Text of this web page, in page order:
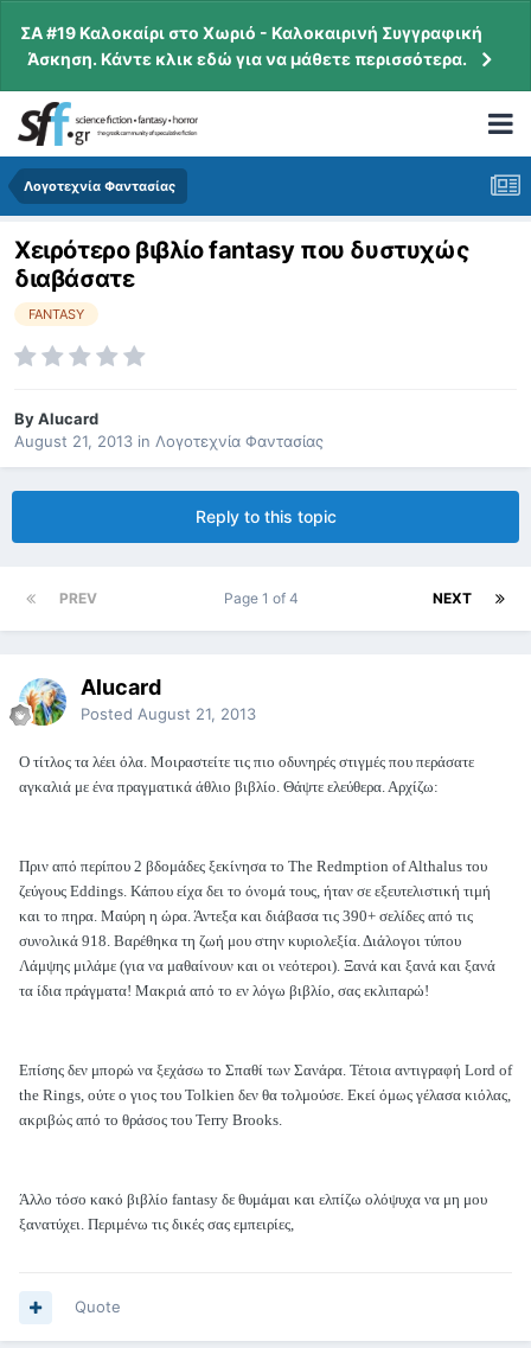
ΣΑ #19 Καλοκαίρι στο Χωριό - Καλοκαιρινή Συγγραφική
Άσκηση. Κάντε κλικ εδώ για να μάθετε περισσότερα.
Λογοτεχνία Φαντασίας
Χειρότερο βιβλίο fantasy που δυστυχώς
διαβάσατε
FANTASY
ByAlucard
August 21, 2013 in Λογοτεχνία Φαντασίας
Reply to this topic
PREV NEXT
Page 1 of 4
Alucard
Posted August 21, 2013
Ο τίτλος τα λέει όλα. Μοιραστείτε τις πιο οδυνηρές στιγμές που περάσατε
αγκαλιά με ένα πραγματικά άθλιο βιβλίο. Θάψτε ελεύθερα. Αρχίζω:
Πριν από περίπου 2 βδομάδες ξεκίνησα το The Redmption of Althalus του
ζεύγους Eddings. Κάπου είχα δει το όνομά τους, ήταν σε εξευτελιστική τιμή
και το πηρα. Μαύρη η ώρα. Άντεξα και διάβασα τις 390+ σελίδες από τις
συνολικά 918. Βαρέθηκα τη ζωή μου στην κυριολεξία. Διάλογοι τύπου
Λάμψης μιλάμε (για να μαθαίνουν και οι νεότεροι). Ξανά και ξανά και ξανά
τα ίδια πράγματα! Μακριά από το εν λόγω βιβλίο, σας εκλιπαρώ!
Επίσης δεν μπορώ να ξεχάσω το Σπαθί των Σανάρα. Τέτοια αντιγραφή Lord of
the Rings, ούτε ο γιος του Tolkien δεν θα τολμούσε. Εκεί όμως γέλασα κιόλας,
ακριβώς από το θράσος του Terry Brooks.
Άλλο τόσο κακό βιβλίο fantasy δε θυμάμαι και ελπίζω ολόψυχα να μη μου
ξανατύχει. Περιμένω τις δικές σας εμπειρίες,
Quote